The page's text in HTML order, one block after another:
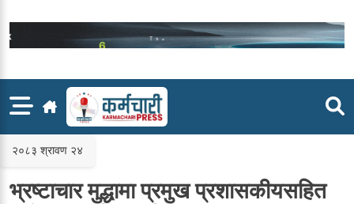
२०८३ श्रावण २४
भ्रष्टाचार मुद्धामा प्रमुख प्रशासकीयसहित